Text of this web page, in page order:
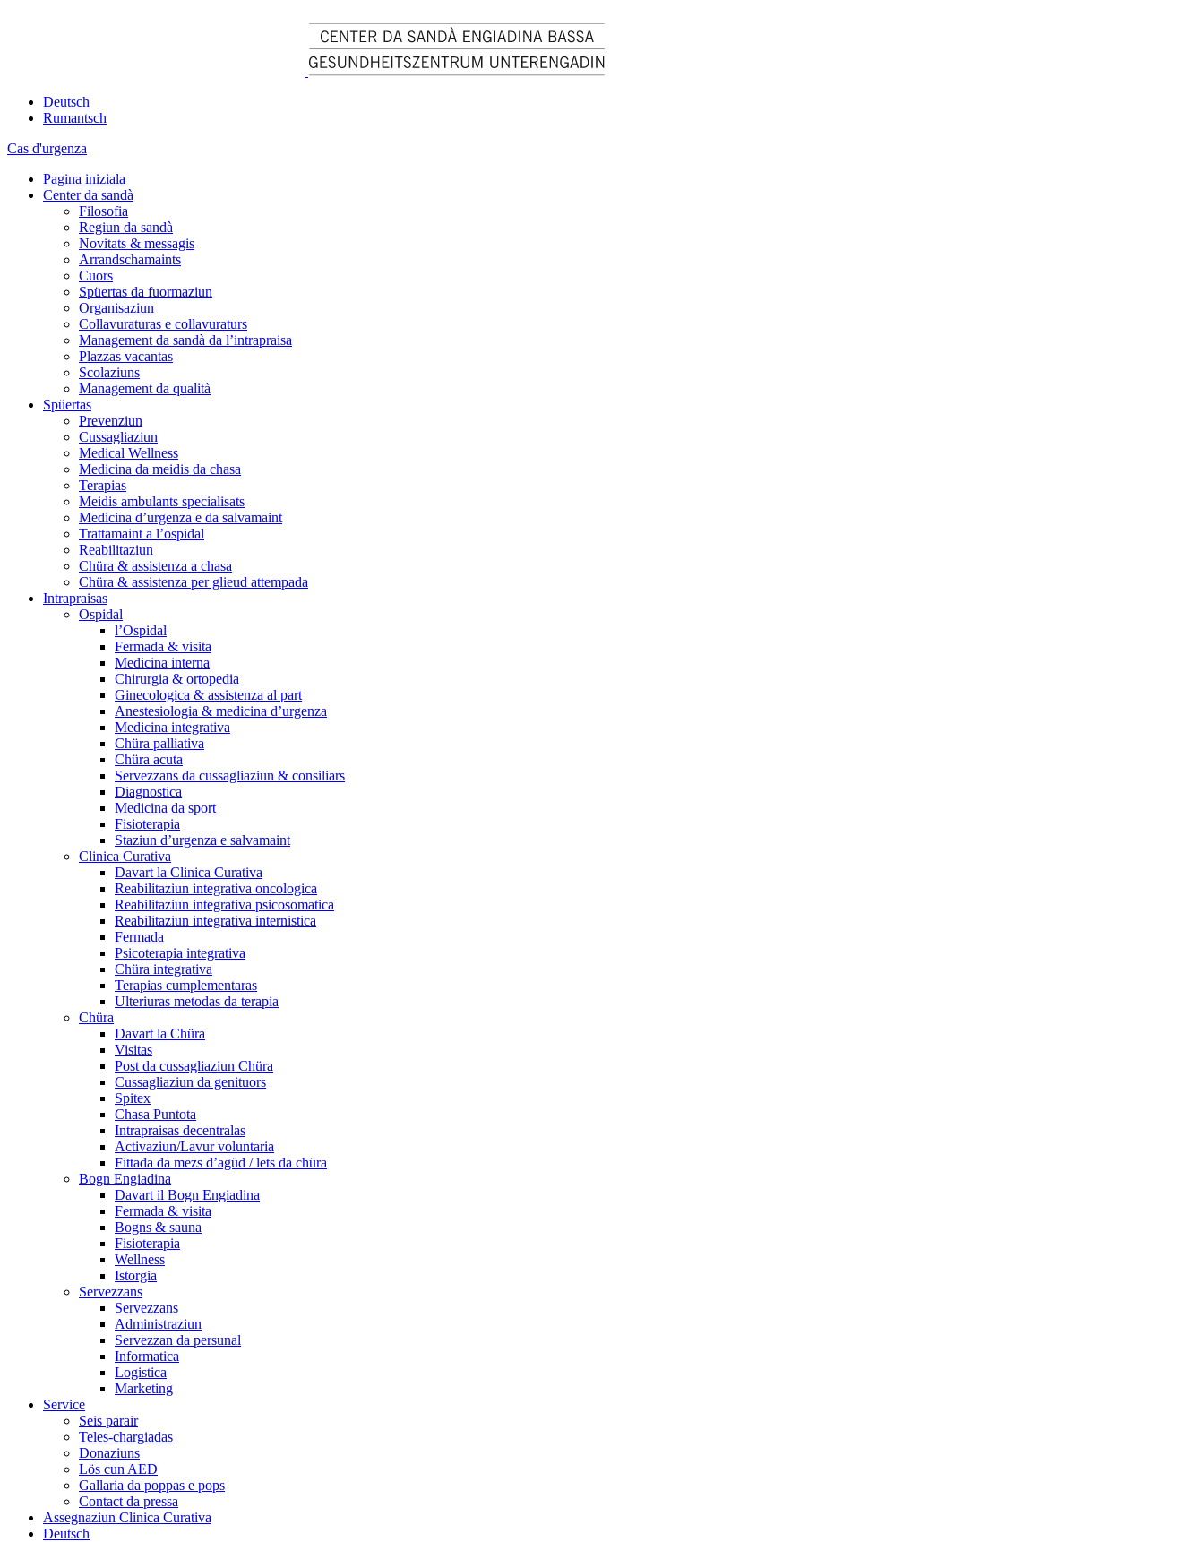
Deutsch
Rumantsch
Cas d'urgenza
Pagina iniziala
Center da sandà
Filosofia
Regiun da sandà
Novitats & messagis
Arrandschamaints
Cuors
Spüertas da fuormaziun
Organisaziun
Collavuraturas e collavuraturs
Management da sandà da l’intrapraisa
Plazzas vacantas
Scolaziuns
Management da qualità
Spüertas
Prevenziun
Cussagliaziun
Medical Wellness
Medicina da meidis da chasa
Terapias
Meidis ambulants specialisats
Medicina d’urgenza e da salvamaint
Trattamaint a l’ospidal
Reabilitaziun
Chüra & assistenza a chasa
Chüra & assistenza per glieud attempada
Intrapraisas
Ospidal
l’Ospidal
Fermada & visita
Medicina interna
Chirurgia & ortopedia
Ginecologica & assistenza al part
Anestesiologia & medicina d’urgenza
Medicina integrativa
Chüra palliativa
Chüra acuta
Servezzans da cussagliaziun & consiliars
Diagnostica
Medicina da sport
Fisioterapia
Staziun d’urgenza e salvamaint
Clinica Curativa
Davart la Clinica Curativa
Reabilitaziun integrativa oncologica
Reabilitaziun integrativa psicosomatica
Reabilitaziun integrativa internistica
Fermada
Psicoterapia integrativa
Chüra integrativa
Terapias cumplementaras
Ulteriuras metodas da terapia
Chüra
Davart la Chüra
Visitas
Post da cussagliaziun Chüra
Cussagliaziun da genituors
Spitex
Chasa Puntota
Intrapraisas decentralas
Activaziun/Lavur voluntaria
Fittada da mezs d’agüd / lets da chüra
Bogn Engiadina
Davart il Bogn Engiadina
Fermada & visita
Bogns & sauna
Fisioterapia
Wellness
Istorgia
Servezzans
Servezzans
Administraziun
Servezzan da persunal
Informatica
Logistica
Marketing
Service
Seis parair
Teles-chargiadas
Donaziuns
Lös cun AED
Gallaria da poppas e pops
Contact da pressa
Assegnaziun Clinica Curativa
Deutsch